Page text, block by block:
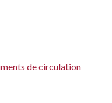
de circulation